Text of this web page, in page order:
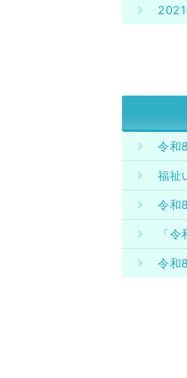
令和
福祉
令和
ス
「
修課
令和